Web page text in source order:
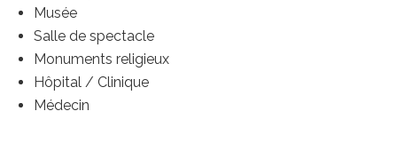
Musée
Salle de spectacle
Monuments religieux
Hôpital / Clinique
Médecin